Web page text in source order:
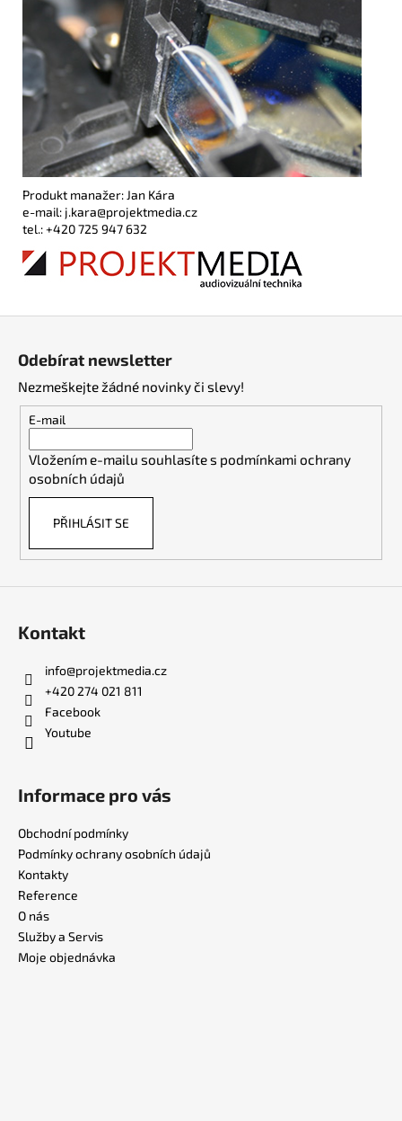
Produkt manažer: Jan Kára
e-mail: j.kara@projektmedia.cz
tel.: +420 725 947 632
Odebírat newsletter
Nezmeškejte žádné novinky či slevy!
E-mail
Vložením e-mailu souhlasíte s podmínkami ochrany
osobních údajů
PŘIHLÁSIT SE
Kontakt
info@projektmedia.cz
+420 274 021 811
Facebook
Youtube
Informace pro vás
Obchodní podmínky
Podmínky ochrany osobních údajů
Kontakty
Reference
O nás
Služby a Servis
Moje objednávka